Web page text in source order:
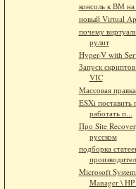
консоль к ВМ
новый Virtual
почему
рулит
Hyper-V with
Запуск
VIC
Массовая
ESXi поставить
работать п...
Про Site
русском
подборка
Microsoft
Manager \